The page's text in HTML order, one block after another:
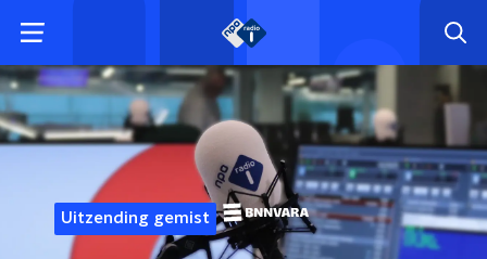
Uitzending gemist